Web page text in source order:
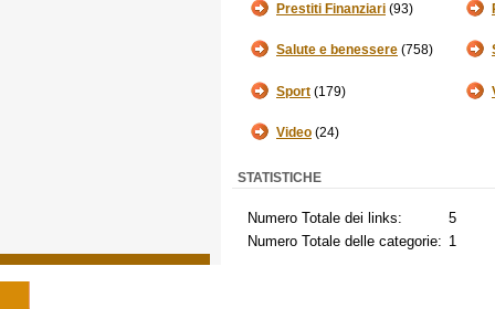
Prestiti Finanziari (93)
Salute e benessere (758)
Sport (179)
Video (24)
STATISTICHE
Numero Totale dei links:
5
Numero Totale delle categorie: 1